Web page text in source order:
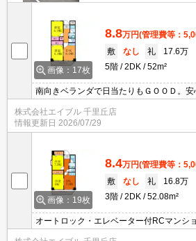
画像：17枚
8.8万円(管理費等：
敷
なし 礼
17.6万
5階
2DK 52m²
南向きベランダで日当たりもＧＯＯＤ。安
ム。
株式会社エイブル 千里丘店
情報更新日 2026/07/29
画像：19枚
8.4万円(管理費等：
敷
なし 礼
16.8万
3階
2DK 52.08m²
オートロック・エレベーター付RCマンシ
心ですよ。